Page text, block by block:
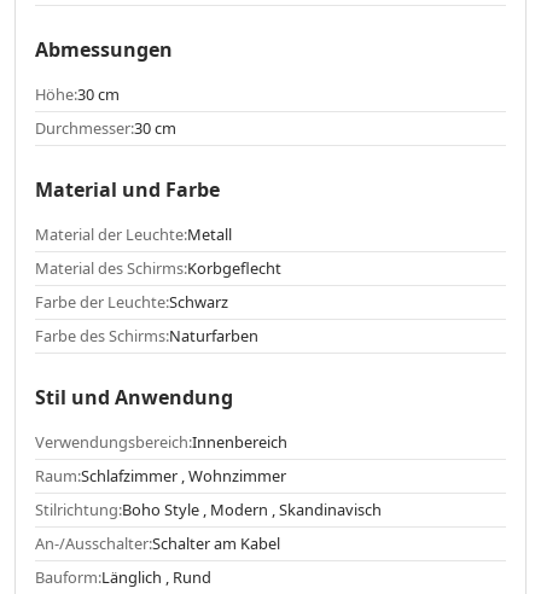
Abmessungen
Höhe:30 cm
Durchmesser:30 cm
Material und Farbe
Material der Leuchte:Metall
Material des Schirms:Korbgeflecht
Farbe der Leuchte:Schwarz
Farbe des Schirms:Naturfarben
Stil und Anwendung
Verwendungsbereich:Innenbereich
Raum:Schlafzimmer , Wohnzimmer
Stilrichtung:Boho Style , Modern , Skandinavisch
An-/Ausschalter:Schalter am Kabel
Bauform:Länglich , Rund